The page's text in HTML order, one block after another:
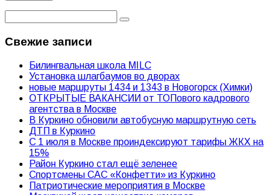
Свежие записи
Билингвальная школа MILC
Установка шлагбаумов во дворах
новые маршруты 1434 и 1343 в Новогорск (Химки)
ОТКРЫТЫЕ ВАКАНСИИ от ТОПового кадрового
агентства в Москве
В Куркино обновили автобусную маршрутную сеть
ДТП в Куркино
С 1 июля в Москве проиндексируют тарифы ЖКХ на
15%
Район Куркино стал ещё зеленее
Спортсмены САС «Конфетти» из Куркино
Патриотические мероприятия в Москве